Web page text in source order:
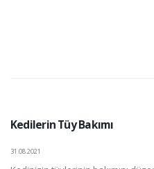
Kedilerin Tüy Bakımı
31.08.2021